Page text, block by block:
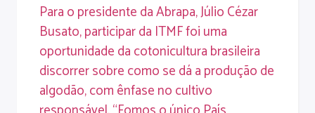
Para o presidente da Abrapa, Júlio Cézar
Busato, participar da ITMF foi uma
oportunidade da cotonicultura brasileira
discorrer sobre como se dá a produção de
algodão, com ênfase no cultivo